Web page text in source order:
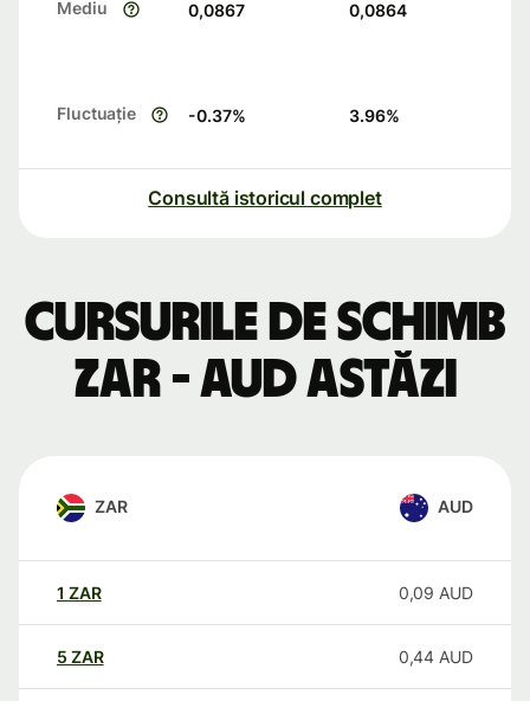
Mediu 0,0867 0,0864
Fluctuație -0.37% 3.96%
Consultă istoricul complet
Cursurile de schimb
ZAR - AUD astăzi
ZAR AUD
1 ZAR 0,09 AUD
5 ZAR 0,44 AUD